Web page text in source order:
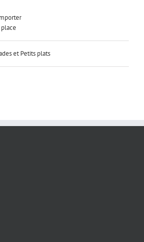
et Petits plats